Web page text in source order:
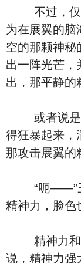
不过，仅仅
为在展翼的脑
空的那颗神秘
出一阵光芒，
出，那平静的
或者说是发
得狂暴起来，
那攻击展翼的
“呃——”丑
精神力，脸色
精神力和体
说，精神力强